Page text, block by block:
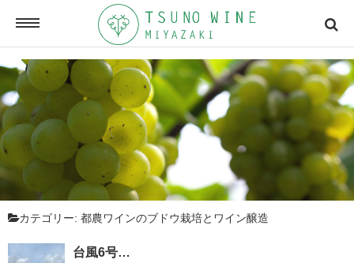
ONLINE SHOP
オンラインショッピング
NEWSLETTERS
メールマガジン
カテゴリー: 都農ワインのブドウ栽培とワイン醸造
台風6号…